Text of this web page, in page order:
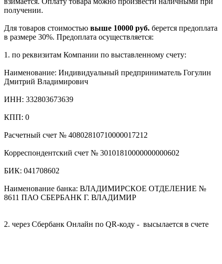
получении.
Для товаров стоимостью выше 10000 руб. берется предоплата
в размере 30%. Предоплата осуществляется:
1. по реквизитам Компании по выставленному счету:
Наименование: Индивидуальный предприниматель Гогулин
Дмитрий Владимирович
ИНН: 332803673639
КПП: 0
Расчетный счет № 40802810710000017212
Корреспондентский счет № 30101810000000000602
БИК: 041708602
Наименование банка: ВЛАДИМИРСКОЕ ОТДЕЛЕНИЕ №
8611 ПАО СБЕРБАНК Г. ВЛАДИМИР
2. через Сбербанк Онлайн по QR-коду - высылается в счете